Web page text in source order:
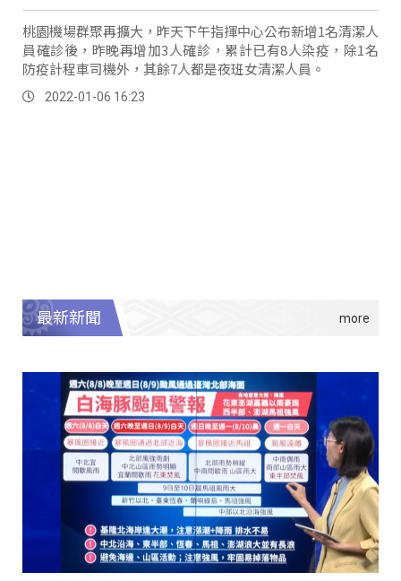
桃園機場群聚再擴大，昨天下午指揮中心公布新增1名清潔人
員確診後，昨晚再增加3人確診，累計已有8人染疫，除1名
防疫計程車司機外，其餘7人都是夜班女清潔人員。
2022-01-06 16:23
最新新聞